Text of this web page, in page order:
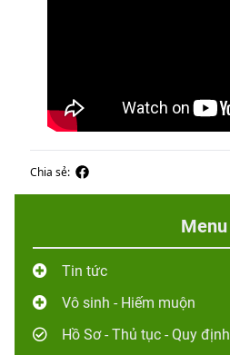
Chia sẻ:
Menu
Tin tức
Vô sinh - Hiếm muộn
Hồ Sơ - Thủ tục - Quy định